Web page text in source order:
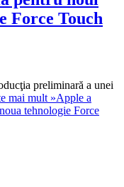
Force Touch
preliminară a unei
mai mult »Apple a
tehnologie Force